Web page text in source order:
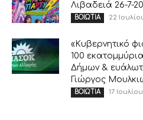
Λιβαδειά 26-7-
ΒΟΙΩΤΙΑ 22
«Κυβερνητικό
100
Δήμων &
Γιώργος
ΒΟΙΩΤΙΑ 17